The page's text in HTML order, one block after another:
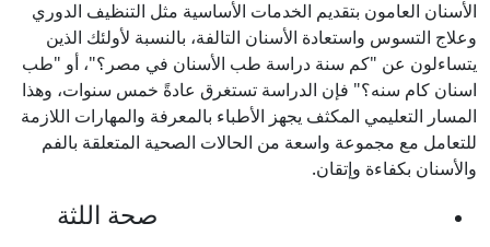
الأسنان العامون بتقديم الخدمات الأساسية مثل التنظيف الدوري
وعلاج التسوس واستعادة الأسنان التالفة، بالنسبة لأولئك الذين
يتساءلون عن "كم سنة دراسة طب الأسنان في مصر؟"، أو "طب
اسنان كام سنه؟" فإن الدراسة تستغرق عادةً خمس سنوات، وهذا
المسار التعليمي المكثف يجهز الأطباء بالمعرفة والمهارات اللازمة
للتعامل مع مجموعة واسعة من الحالات الصحية المتعلقة بالفم
والأسنان بكفاءة وإتقان.
صحة اللثة